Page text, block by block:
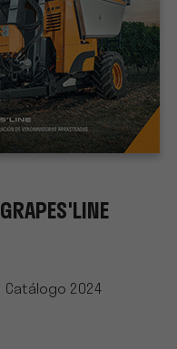
GRAPES'LINE
Catálogo 2024